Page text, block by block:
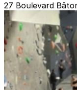
27 Boulevard